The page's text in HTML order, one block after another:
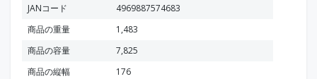
JANコード
4969887574683
商品の重量
1,483
商品の容量
7,825
商品の縦幅
176